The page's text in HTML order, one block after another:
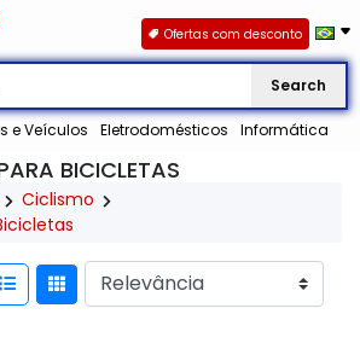
Search
e Veículos Eletrodomésticos Informática
Ofertas com desconto
BICICLETAS
Ciclismo